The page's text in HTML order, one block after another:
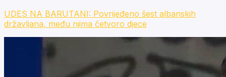
UDES NA BARUTANI: Povrijeđeno šest albanskih
državljana, među njima četvoro djece